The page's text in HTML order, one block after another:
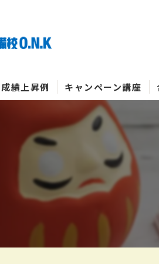
成績上昇例 キャンペーン講座